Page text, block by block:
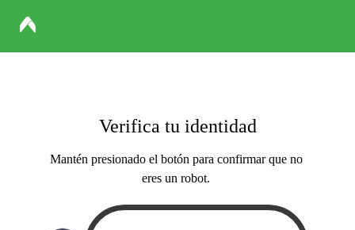
Verifica tu identidad
Mantén presionado el botón para confirmar que no
eres un robot.